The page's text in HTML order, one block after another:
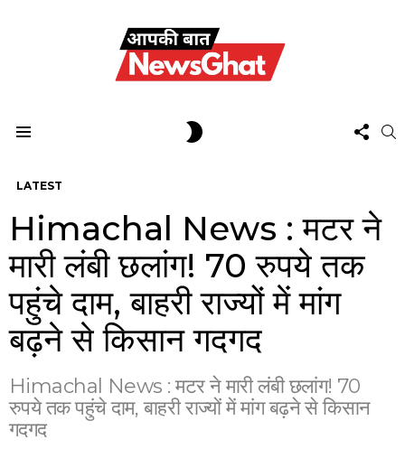
US
LATEST
Himachal News : मटर ने
मारी लंबी छलांग! 70 रुपये तक
पहुंचे दाम, बाहरी राज्यों में मांग
बढ़ने से किसान गदगद
Himachal News : मटर ने मारी लंबी छलांग! 70
रुपये तक पहुंचे दाम, बाहरी राज्यों में मांग बढ़ने से किसान
गदगद